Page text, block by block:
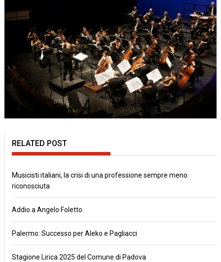
RELATED POST
Musicisti italiani, la crisi di una professione sempre meno
riconosciuta
Addio a Angelo Foletto
Palermo: Successo per Aleko e Pagliacci
Stagione Lirica 2025 del Comune di Padova